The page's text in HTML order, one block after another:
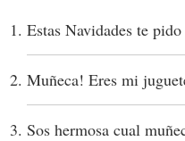
Estas Navidades te
Muñeca! Eres mi
Sos hermosa cual